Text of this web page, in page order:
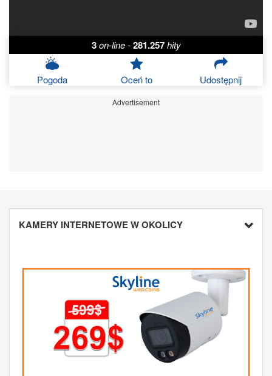
3 on-line - 281.257 hity
Pogoda Oceń to Udostępnij
Advertisement
KAMERY INTERNETOWE W OKOLICY